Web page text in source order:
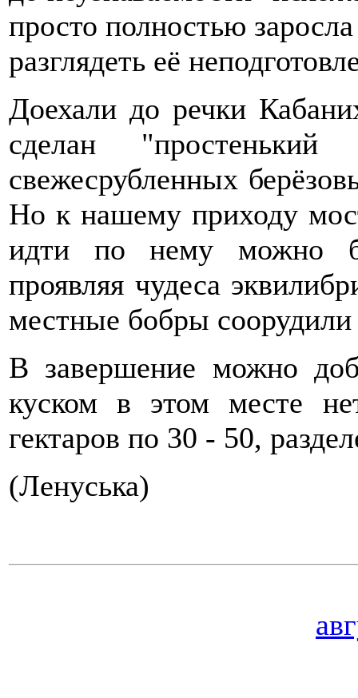
просто полностью
разглядеть её
Доехали до речки
сделан
свежесрубленных
Но к нашему приходу
идти по нему можно
проявляя чудеса
местные бобры
В завершение можно
куском в этом месте
гектаров по 30 - 50,
(Ленуська)